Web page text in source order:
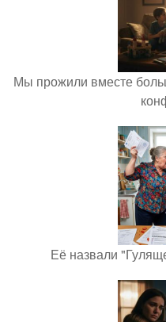
Мы прожили вместе
Её назвали